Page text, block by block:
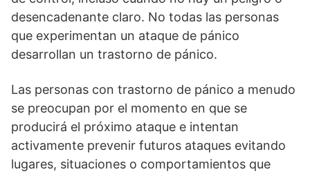
desencadenante claro. No todas las personas
que experimentan un ataque de pánico
desarrollan un trastorno de pánico.
Las personas con trastorno de pánico a menudo
se preocupan por el momento en que se
producirá el próximo ataque e intentan
activamente prevenir futuros ataques evitando
lugares, situaciones o comportamientos que